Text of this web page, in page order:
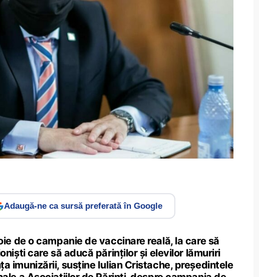
Adaugă-ne ca sursă preferată în Google
de o campanie de vaccinare reală, la care să
care să aducă părinților și elevilor lămuriri
imunizării, susține Iulian Cristache, președintele